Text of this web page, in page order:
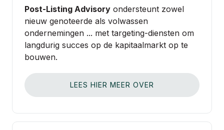
Post‑Listing Advisory ondersteunt zowel
nieuw genoteerde als volwassen
ondernemingen ... met targeting‑diensten om
langdurig succes op de kapitaalmarkt op te
bouwen.
LEES HIER MEER OVER